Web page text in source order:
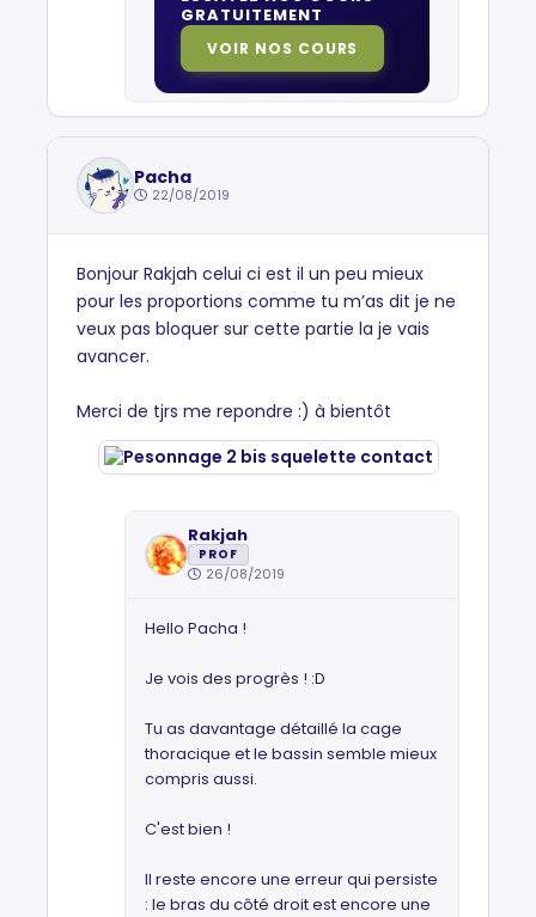
GRATUITEMENT
VOIR NOS COURS
Pacha
22/08/2019
Bonjour Rakjah celui ci est il un peu mieux
pour les proportions comme tu m’as dit je ne
veux pas bloquer sur cette partie la je vais
avancer.
Merci de tjrs me repondre :) à bientôt
Rakjah
PROF
26/08/2019
Hello Pacha !
Je vois des progrès ! :D
Tu as davantage détaillé la cage
thoracique et le bassin semble mieux
compris aussi.
C'est bien !
Il reste encore une erreur qui persiste
: le bras du côté droit est encore une